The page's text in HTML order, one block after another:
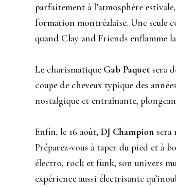
parfaitement à l’atmosphère
formation montréalaise. Une seule
quand Clay and Friends enflamme
Le charismatique Gab Paquet sera
coupe de cheveux typique des
nostalgique et entraînante,
Enfin, le 16 août, DJ Champion sera
Préparez-vous à taper du pied et à
électro, rock et funk, son univers
expérience aussi électrisante